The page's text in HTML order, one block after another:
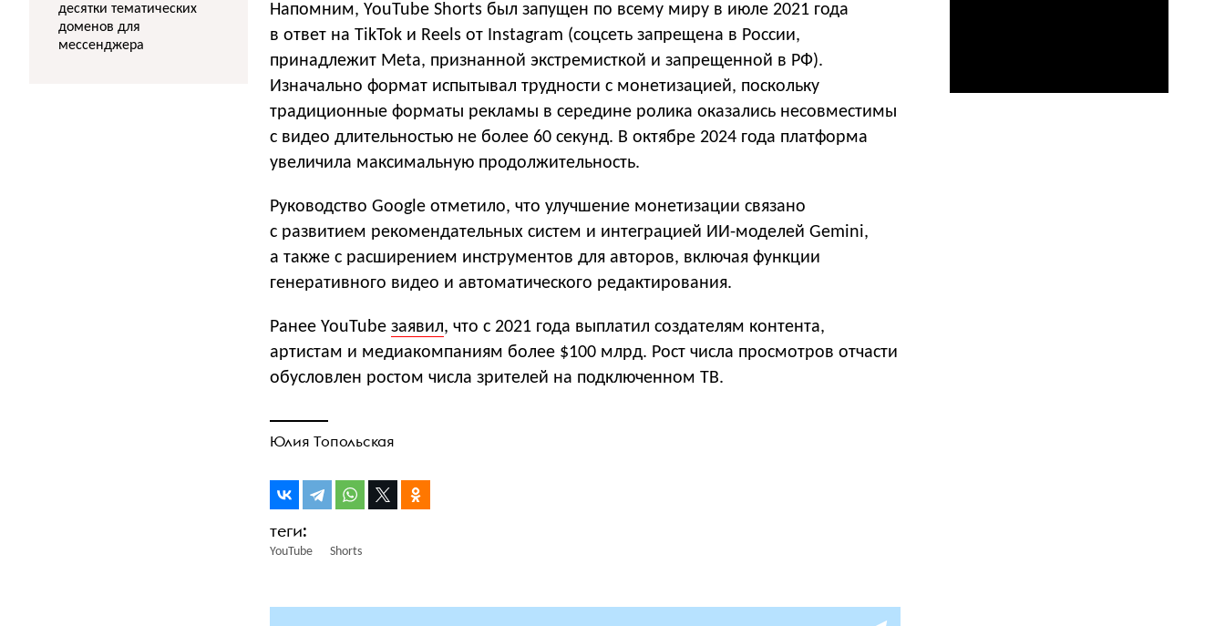
Напомним, YouTube Shorts был запущен по всему миру в июле 2021 года
в ответ на TikTok и Reels от Instagram (соцсеть запрещена в России,
принадлежит Meta, признанной экстремисткой и запрещенной в РФ).
Изначально формат испытывал трудности с монетизацией, поскольку
традиционные форматы рекламы в середине ролика оказались несовместимы
с видео длительностью не более 60 секунд. В октябре 2024 года платформа
увеличила максимальную продолжительность.
Руководство Google отметило, что улучшение монетизации связано
с развитием рекомендательных систем и интеграцией ИИ-моделей Gemini,
а также с расширением инструментов для авторов, включая функции
генеративного видео и автоматического редактирования.
Ранее YouTube заявил, что с 2021 года выплатил создателям контента,
артистам и медиакомпаниям более $100 млрд. Рост числа просмотров отчасти
обусловлен ростом числа зрителей на подключенном ТВ.
Юлия Топольская
YouTube Shorts
десятки тематических
доменов для
мессенджера